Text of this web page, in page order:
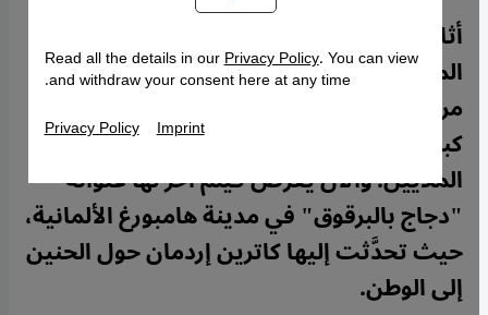
أثار قبل أحد عشر عامًا كتاب القصص
المصوَّرة "برسيبوليس" للفنَّانة الإيرانية
مرجان ساترابي حول طفولتها في إيران ضجة
كبيرة. كما نال فيلمها "برسيبوليس" إعجاب
الملايين. والآن يعرض فيلم آخر لها عنوانه
"دجاج بالبرقوق" في مدينة هامبورغ الألمانية،
حيث تحدَّثت إليها كاترين إردمان حول الحنين
إلى الوطن.
Read all the details in ourPrivacy Policy. You can view
and withdraw your consent here at any time.
Privacy Policy Imprint